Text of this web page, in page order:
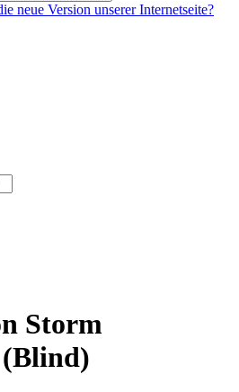
neue Version unserer Internetseite?
Storm